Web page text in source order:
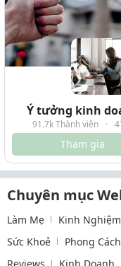
Ý tưởng kinh
91.7k Thành viên ·
Tham gia
Chuyên mục
Làm Mẹ Kinh
Sức Khoẻ
Phong